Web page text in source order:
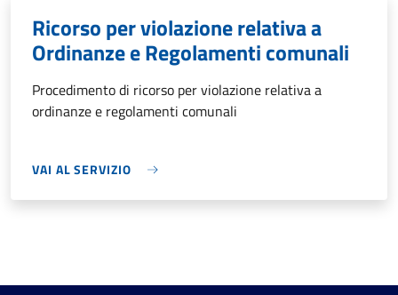
Ricorso per violazione relativa a
Ordinanze e Regolamenti comunali
Procedimento di ricorso per violazione relativa a
ordinanze e regolamenti comunali
VAI AL SERVIZIO